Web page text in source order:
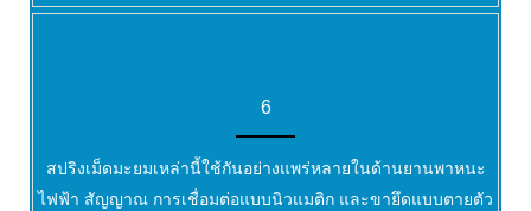
6
สปริงเม็ดมะยมเหล่านี้ใช้กันอย่างแพร่หลายในด้านยานพาหนะ
ไฟฟ้า สัญญาณ การเชื่อมต่อแบบนิวแมติก และขายึดแบบตายตัว